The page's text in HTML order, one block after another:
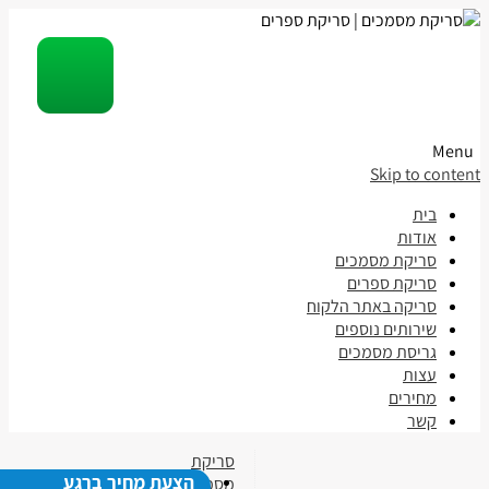
Skip to content
בית
אודות
סריקת מסמכים
סריקת ספרים
סריקה באתר הלקוח
שירותים נוספים
גריסת מסמכים
עצות
מחירים
קשר
סריקת
מסמכיםהצעת מחיר ברגע